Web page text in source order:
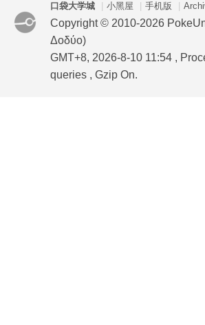
口袋大学城 小黑屋 手机版
Copyright © 2010-2026
Δοδύο)
GMT+8, 2026-8-10 11:54 ,
queries , Gzip On.